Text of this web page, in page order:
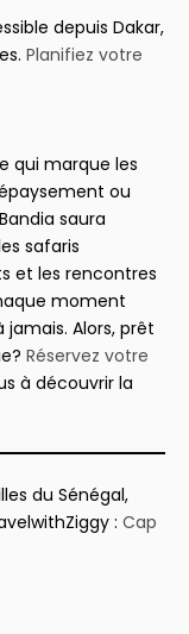
depuis Dakar,
Planifiez votre
qui marque les
ou
saura
safaris
et les rencontres
moment
Alors, prêt
Réservez votre
à découvrir la
du Sénégal,
: Cap